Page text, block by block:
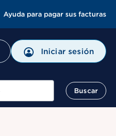
Ayuda para pagar sus facturas
Iniciar sesión
Buscar